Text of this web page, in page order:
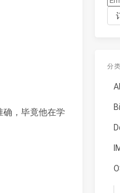
确，毕竟他在学
分类
AI